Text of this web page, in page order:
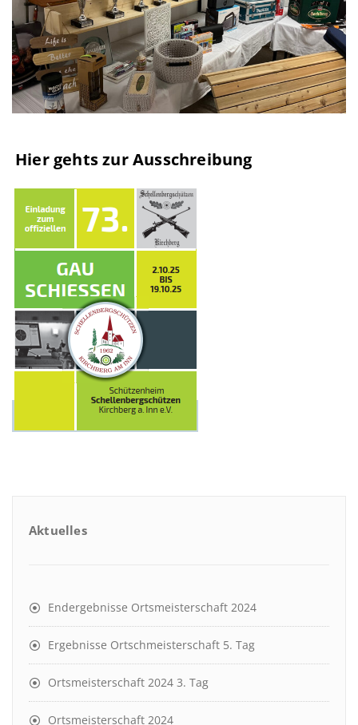
Hier gehts zur Ausschreibung
Aktuelles
Endergebnisse Ortsmeisterschaft 2024
Ergebnisse Ortschmeisterschaft 5. Tag
Ortsmeisterschaft 2024 3. Tag
Ortsmeisterschaft 2024